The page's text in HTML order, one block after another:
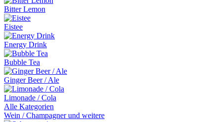
Bitter Lemon
Eistee
Energy Drink
Bubble Tea
Ginger Beer / Ale
Limonade / Cola
Alle Kategorien
Wein / Champagner und weitere